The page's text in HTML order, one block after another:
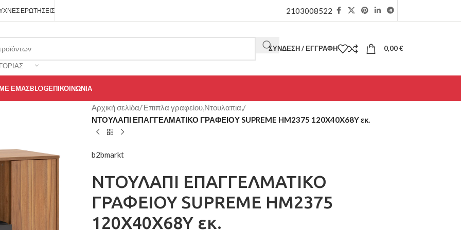
ΕΡΩΤΉΣΕΙΣ 2103008522
ΣΎΝΔΕΣΗ / ΕΓΓΡΑΦΉ 0,00€
ΕΜΆΣBLOGΕΠΙΚΟΙΝΩΝΊΑ
Αρχική σελίδα/Έπιπλα γραφείου,Ντουλαπια,/
ΝΤΟΥΛΑΠΙ ΕΠΑΓΓΕΛΜΑΤΙΚΟ ΓΡΑΦΕΙΟΥ SUPREME HM2375 120X40X68Y εκ.
b2bmarkt
ΝΤΟΥΛΑΠΙ ΕΠΑΓΓΕΛΜΑΤΙΚΟ
ΓΡΑΦΕΙΟΥ SUPREME HM2375
120X40X68Y εκ.